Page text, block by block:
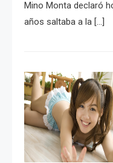
Mino Monta declaró
años saltaba a la […]